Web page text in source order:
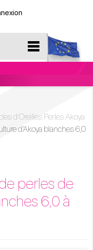
d'Oreilles Perles Akoya
d'Akoya blanches 6,0
perles de
6,0 à